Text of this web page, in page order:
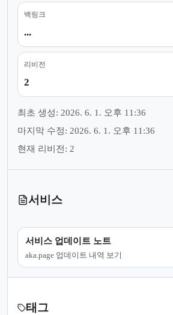
백링크
...
리비전
2
최초 생성: 2026. 6. 1. 오후 11:36
마지막 수정: 2026. 6. 1. 오후 11:36
현재 리비전: 2
서비스
서비스 업데이트 노트
aka.page 업데이트 내역 보기
태그